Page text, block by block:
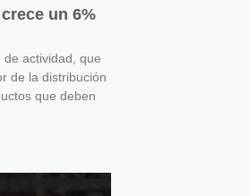
un 6%
de actividad, que
de la distribución
que deben